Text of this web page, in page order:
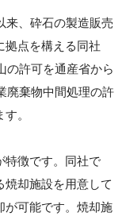
来、砕石の製造販売
拠点を構える同社
の許可を通産省から
廃棄物中間処理の許
。
特徴です。同社で
焼却施設を用意して
が可能です。焼却施